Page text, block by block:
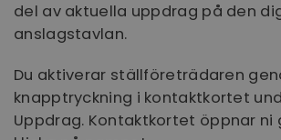
del av aktuella uppdrag på den
anslagstavlan.
Du aktiverar ställföreträdaren
knapptryckning i kontaktkortet
Uppdrag. Kontaktkortet öppnar